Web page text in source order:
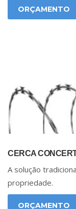
ORÇAMENTO
CERCA
A solução
propriedade.
ORÇAMENTO